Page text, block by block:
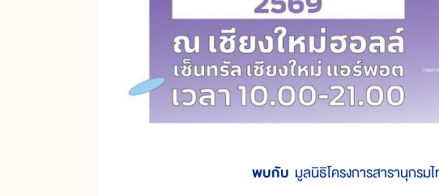
พบกับ มูลนิธิโครงการสารานุกรม